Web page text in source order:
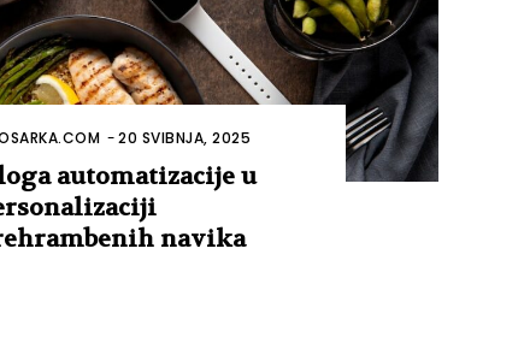
-20 SVIBNJA, 2025
automatizacije u
navika